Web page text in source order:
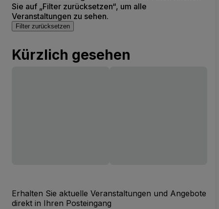
Sie auf „Filter zurücksetzen“, um alle
Veranstaltungen zu sehen.
Filter zurücksetzen
Kürzlich gesehen
Erhalten Sie aktuelle Veranstaltungen und Angebote
direkt in Ihren Posteingang